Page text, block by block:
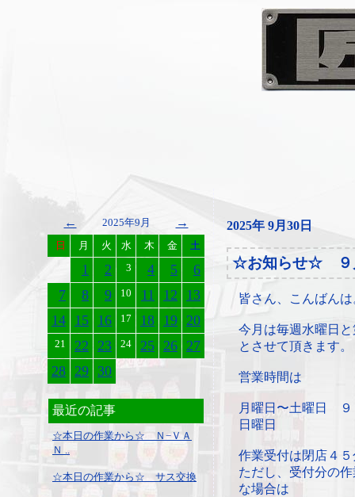
← 2025年9月 →
日 月 火 水 木 金 土
1 2 3 4 5
6
7
8 9 10 11 12
13
14 15 16 17 18 19 20
21 22 23 24 25 26 27
28 29 30
最近の記事
☆本日の作業から☆ Ｎ−ＶＡ
Ｎ ..
☆本日の作業から☆ サス交換
2025年 9月30日
☆お知らせ☆ ９
皆さん、こんばんは
今月は毎週水曜日
とさせて頂きます。
営業時間は
月曜日〜土曜日 ９
日曜日 ９：
作業受付は閉店４
ただし、受付分の
な場合は